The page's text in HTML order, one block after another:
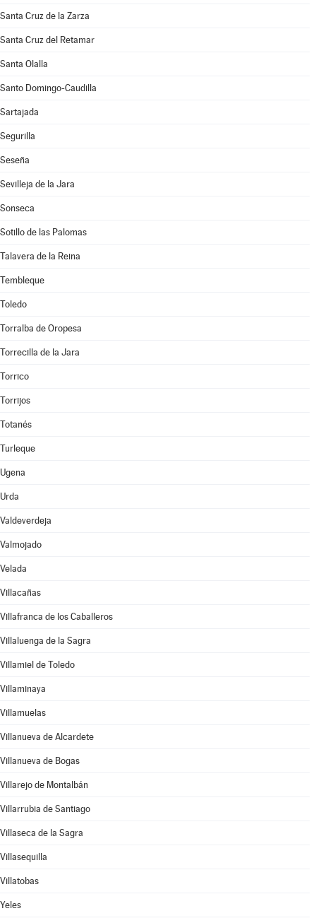
Santa Cruz de la Zarza
Santa Cruz del Retamar
Santa Olalla
Santo Domingo-Caudilla
Sartajada
Segurilla
Seseña
Sevilleja de la Jara
Sonseca
Sotillo de las Palomas
Talavera de la Reina
Tembleque
Toledo
Torralba de Oropesa
Torrecilla de la Jara
Torrico
Torrijos
Totanés
Turleque
Ugena
Urda
Valdeverdeja
Valmojado
Velada
Villacañas
Villafranca de los Caballeros
Villaluenga de la Sagra
Villamiel de Toledo
Villaminaya
Villamuelas
Villanueva de Alcardete
Villanueva de Bogas
Villarejo de Montalbán
Villarrubia de Santiago
Villaseca de la Sagra
Villasequilla
Villatobas
Yeles